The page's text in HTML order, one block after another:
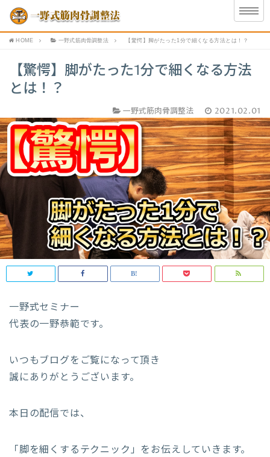
HOME 一野式筋肉骨調整法 【驚愕】脚がたった1分で細くなる方法とは！？
【驚愕】脚がたった1分で細くなる方法
とは！？
一野式筋肉骨調整法 2021.02.01
一野式セミナー
代表の一野恭範です。
いつもブログをご覧になって頂き
誠にありがとうございます。
本日の配信では、
「脚を細くするテクニック」をお伝えしていきます。